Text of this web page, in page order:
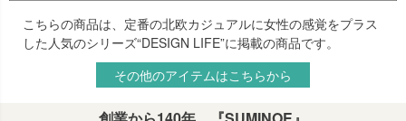
こちらの商品は、定番の北欧カジュアルに女性の感覚をプラス
した人気のシリーズ“DESIGN LIFE”に掲載の商品です。
その他のアイテムはこちらから